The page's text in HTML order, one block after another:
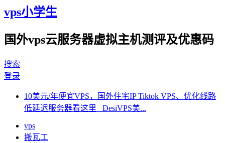
vps小学生
国外vps云服务器虚拟主机测评及优惠码
搜索
登录
10美元/年便宜VPS，国外住宅IP Tiktok VPS、优化线路
低延迟服务器看这里 DesiVPS美...
vps
搬瓦工